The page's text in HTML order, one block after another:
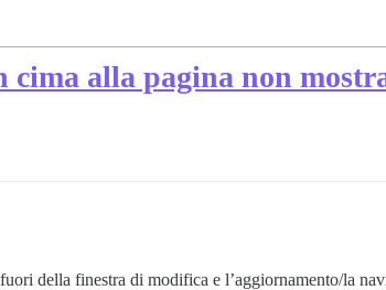
alla pagina non
della finestra di modifica e l’aggiornamento/la